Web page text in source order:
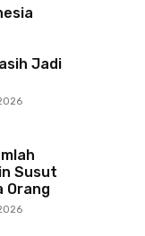
Jadi
Susut
Orang